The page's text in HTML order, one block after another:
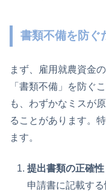
書類不備を防ぐ
まず、雇用就農資金
「書類不備」を防ぐ
も、わずかなミスが
ることがあります。
ます。
提出書類の正確性
申請書に記載す